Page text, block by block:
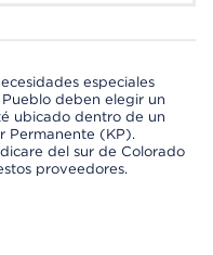
especiales
deben elegir un
ubicado dentro de un
Permanente (KP).
del sur de Colorado
proveedores.